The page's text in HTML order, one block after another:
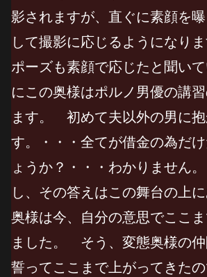
影されますが、直ぐに素顔を
して撮影に応じるようになり
ポーズも素顔で応じたと聞い
にこの奥様はポルノ男優の講
ます。 初めて夫以外の男に抱
す。・・・全てが借金の為だ
ょうか？・・・わかりません
し、その答えはこの舞台の上
奥様は今、自分の意思でここ
ました。 そう、変態奥様の仲
誓ってここまで上がってきたの